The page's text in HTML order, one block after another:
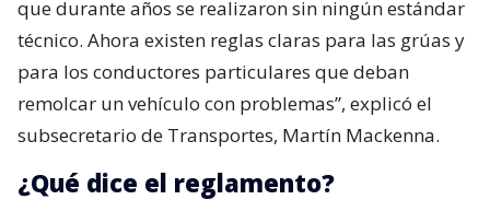
que durante años se realizaron sin ningún estándar
técnico. Ahora existen reglas claras para las grúas y
para los conductores particulares que deban
remolcar un vehículo con problemas”, explicó el
subsecretario de Transportes, Martín Mackenna.
¿Qué dice el reglamento?